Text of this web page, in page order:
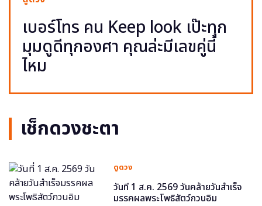
เบอร์โทร คน Keep look เป๊ะทุก
มุมดูดีทุกองศา คุณล่ะมีเลขคู่นี้
ไหม
เช็กดวงชะตา
ดูดวง
วันที่ 1 ส.ค. 2569 วันคล้ายวันสำเร็จ
มรรคผลพระโพธิสัตว์กวนอิม